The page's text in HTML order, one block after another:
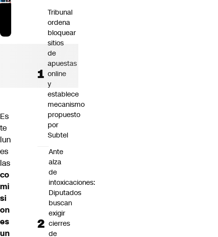
Es
te
lun
es
las
co
mi
si
on
es
un
Tribunal
ordena
bloquear
sitios
de
apuestas
online
y
establece
mecanismo
propuesto
por
Subtel
Ante
alza
de
intoxicaciones:
Diputados
buscan
exigir
cierres
de